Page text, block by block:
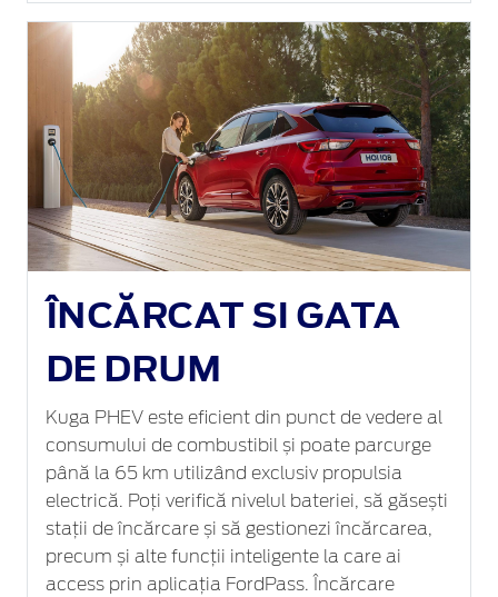
ÎNCĂRCAT SI GATA
DE DRUM
Kuga PHEV este eficient din punct de vedere al
consumului de combustibil și poate parcurge
până la 65 km utilizând exclusiv propulsia
electrică. Poți verifică nivelul bateriei, să găsești
stații de încărcare și să gestionezi încărcarea,
precum și alte funcții inteligente la care ai
access prin aplicația FordPass. Încărcare